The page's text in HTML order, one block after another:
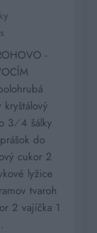
-
kryštálový
3⁄4 šálky
do
cukor 2
lyžice
tvaroh
2 vajíčka 1